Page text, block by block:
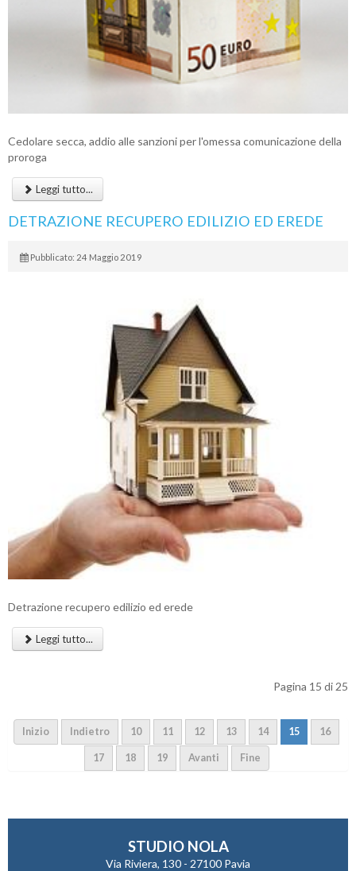
Cedolare secca, addio alle sanzioni per l'omessa comunicazione della
proroga
Leggi tutto...
DETRAZIONE RECUPERO EDILIZIO ED EREDE
Pubblicato: 24 Maggio 2019
Detrazione recupero edilizio ed erede
Leggi tutto...
Pagina 15 di 25
Inizio Indietro 10 11 12 13 14 15 16
17 18 19 Avanti Fine
STUDIO NOLA
Via Riviera, 130 - 27100 Pavia